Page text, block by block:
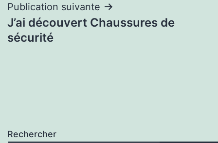
Publication suivante
J’ai découvert Chaussures de
sécurité
Rechercher